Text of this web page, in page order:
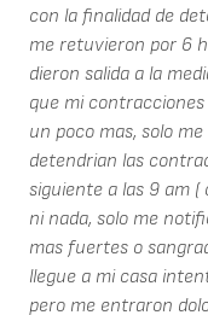
con la finalidad de
me retuvieron por 6
dieron salida a la
que mi
un poco mas, solo
detendrian las
siguiente a las 9 am (
ni nada, solo me
mas fuertes o
llegue a mi casa
pero me entraron